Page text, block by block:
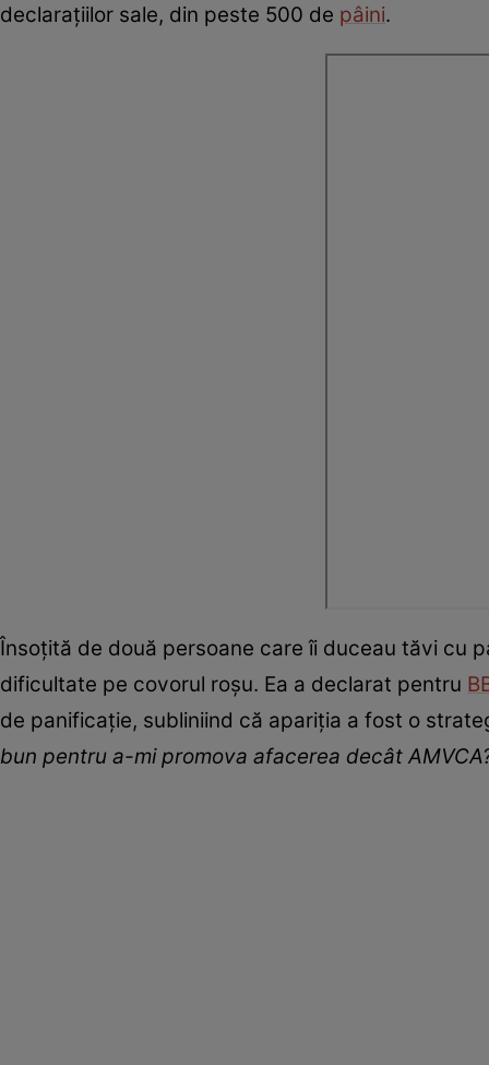
declarațiilor sale, din peste 500 de pâini.
Însoțită de două persoane care îi duceau tăvi cu
dificultate pe covorul roșu. Ea a declarat pentru
de panificație, subliniind că apariția a fost o
bun pentru a-mi promova afacerea decât